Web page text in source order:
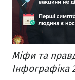
Міфи та
Інфографіка